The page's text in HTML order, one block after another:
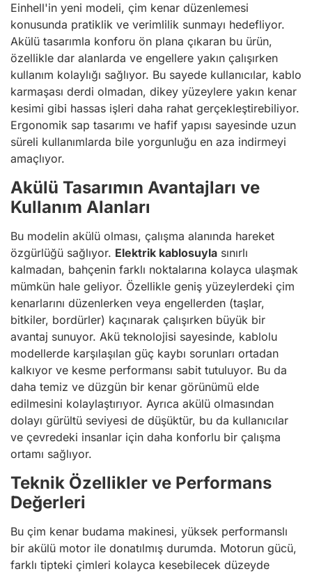
Einhell'in yeni modeli, çim kenar düzenlemesi
konusunda pratiklik ve verimlilik sunmayı hedefliyor.
Akülü tasarımla konforu ön plana çıkaran bu ürün,
özellikle dar alanlarda ve engellere yakın çalışırken
kullanım kolaylığı sağlıyor. Bu sayede kullanıcılar, kablo
karmaşası derdi olmadan, dikey yüzeylere yakın kenar
kesimi gibi hassas işleri daha rahat gerçekleştirebiliyor.
Ergonomik sap tasarımı ve hafif yapısı sayesinde uzun
süreli kullanımlarda bile yorgunluğu en aza indirmeyi
amaçlıyor.
Akülü Tasarımın Avantajları ve
Kullanım Alanları
Bu modelin akülü olması, çalışma alanında hareket
özgürlüğü sağlıyor. Elektrik kablosuyla sınırlı
kalmadan, bahçenin farklı noktalarına kolayca ulaşmak
mümkün hale geliyor. Özellikle geniş yüzeylerdeki çim
kenarlarını düzenlerken veya engellerden (taşlar,
bitkiler, bordürler) kaçınarak çalışırken büyük bir
avantaj sunuyor. Akü teknolojisi sayesinde, kablolu
modellerde karşılaşılan güç kaybı sorunları ortadan
kalkıyor ve kesme performansı sabit tutuluyor. Bu da
daha temiz ve düzgün bir kenar görünümü elde
edilmesini kolaylaştırıyor. Ayrıca akülü olmasından
dolayı gürültü seviyesi de düşüktür, bu da kullanıcılar
ve çevredeki insanlar için daha konforlu bir çalışma
ortamı sağlıyor.
Teknik Özellikler ve Performans
Değerleri
Bu çim kenar budama makinesi, yüksek performanslı
bir akülü motor ile donatılmış durumda. Motorun gücü,
farklı tipteki çimleri kolayca kesebilecek düzeyde